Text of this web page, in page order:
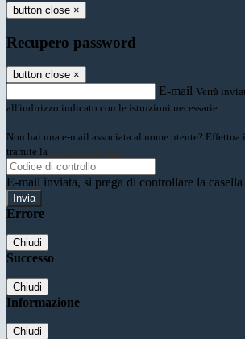
button close ×
Recupero password
button close ×
E-mail Verrà
all'indirizzo indicato con le istruzioni necessarie.
Non hai una e-mail associata al nome utente? Effettua
tramite la
E-mail inviata, si prega di controllare la
Errore
Chiudi
Successo
Chiudi
Informazione
Chiudi